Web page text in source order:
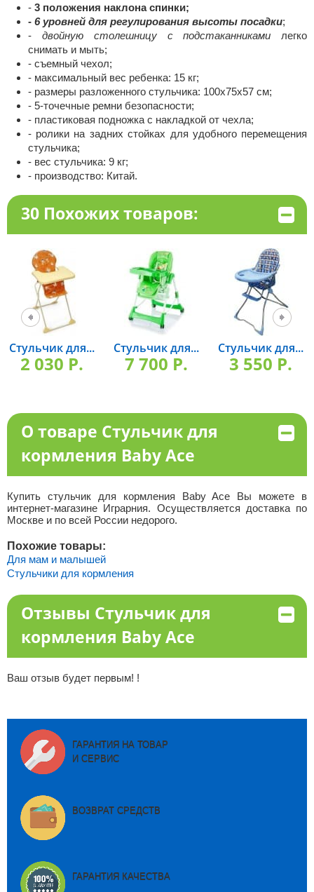
- 3 положения наклона спинки;
- 6 уровней для регулирования высоты посадки;
- двойную столешницу с подстаканниками легко
снимать и мыть;
- съемный чехол;
- максимальный вес ребенка: 15 кг;
- размеры разложенного стульчика: 100х75х57 см;
- 5-точечные ремни безопасности;
- пластиковая подножка с накладкой от чехла;
- ролики на задних стойках для удобного перемещения
стульчика;
- вес стульчика: 9 кг;
- производство: Китай.
30 Похожих товаров:
Стульчик для...
2 030 P.
Стульчик для...
7 700 P.
Стульчик для...
3 550 P.
О товаре Стульчик для
кормления Baby Ace
Купить стульчик для кормления Baby Ace Вы можете в
интернет-магазине Играрния. Осуществляется доставка по
Москве и по всей России недорого.
Похожие товары:
Для мам и малышей
Стульчики для кормления
Отзывы Стульчик для
кормления Baby Ace
Ваш отзыв будет первым! !
ГАРАНТИЯ НА ТОВАР
И СЕРВИС
ВОЗВРАТ СРЕДСТВ
ГАРАНТИЯ КАЧЕСТВА